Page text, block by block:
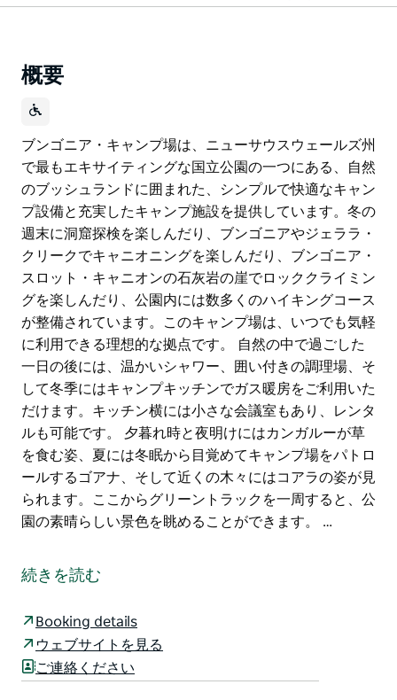
概要
ブンゴニア・キャンプ場は、ニューサウスウェールズ州
で最もエキサイティングな国立公園の一つにある、自然
のブッシュランドに囲まれた、シンプルで快適なキャン
プ設備と充実したキャンプ施設を提供しています。冬の
週末に洞窟探検を楽しんだり、ブンゴニアやジェララ・
クリークでキャニオニングを楽しんだり、ブンゴニア・
スロット・キャニオンの石灰岩の崖でロッククライミン
グを楽しんだり、公園内には数多くのハイキングコース
が整備されています。このキャンプ場は、いつでも気軽
に利用できる理想的な拠点です。 自然の中で過ごした
一日の後には、温かいシャワー、囲い付きの調理場、そ
して冬季にはキャンプキッチンでガス暖房をご利用いた
だけます。キッチン横には小さな会議室もあり、レンタ
ルも可能です。 夕暮れ時と夜明けにはカンガルーが草
を食む姿、夏には冬眠から目覚めてキャンプ場をパトロ
ールするゴアナ、そして近くの木々にはコアラの姿が見
られます。ここからグリーントラックを一周すると、公
園の素晴らしい景色を眺めることができます。 …
で最もエキサイティングな国立公園の一つにある、自然
のブッシュランドに囲まれた、シンプルで快適なキャン
週末に洞窟探検を楽しんだり、ブンゴニアやジェララ・
クリークでキャニオニングを楽しんだり、ブンゴニア・
スロット・キャニオンの石灰岩の崖でロッククライミン
続きを読む
Booking details
ウェブサイトを見る
ご連絡ください